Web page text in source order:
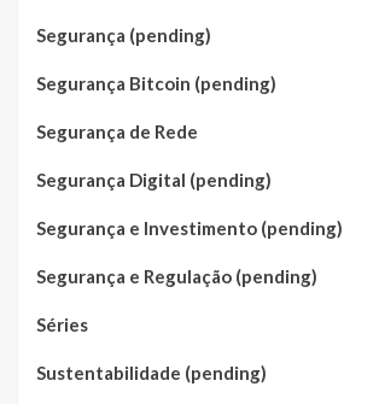
Segurança (pending)
Segurança Bitcoin (pending)
Segurança de Rede
Segurança Digital (pending)
Segurança e Investimento (pending)
Segurança e Regulação (pending)
Séries
Sustentabilidade (pending)